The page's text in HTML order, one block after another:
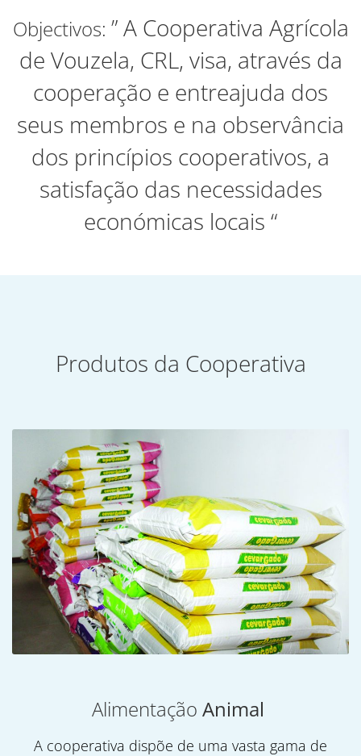
Objectivos: ” A Cooperativa Agrícola
de Vouzela, CRL, visa, através da
cooperação e entreajuda dos
seus membros e na observância
dos princípios cooperativos, a
satisfação das necessidades
económicas locais “
Produtos da Cooperativa
Alimentação Animal
A cooperativa dispõe de uma vasta gama de